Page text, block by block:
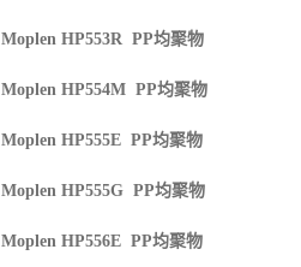
Moplen HP553R PP均聚物
Moplen HP554M PP均聚物
Moplen HP555E PP均聚物
Moplen HP555G PP均聚物
Moplen HP556E PP均聚物